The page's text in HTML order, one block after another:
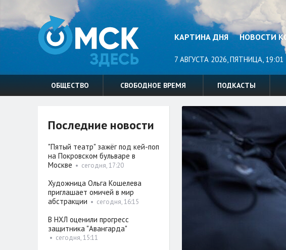
КАРТИНА ДНЯ НОВОСТИ
7 АВГУСТА 2026, ПЯТНИЦА, 19:01
ОБЩЕСТВО СВОБОДНОЕ ВРЕМЯ ПОДКАСТЫ
Последние новости
"Пятый театр" зажёг под кей-поп
на Покровском бульваре в
Москве • сегодня, 17:20
Художница Ольга Кошелева
приглашает омичей в мир
абстракции • сегодня, 16:15
В НХЛ оценили прогресс
защитника "Авангарда"
• сегодня, 15:11